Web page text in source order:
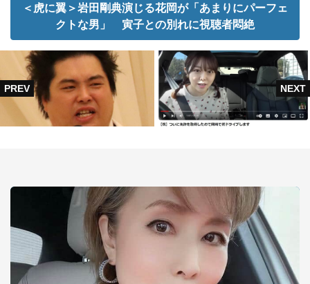
＜虎に翼＞岩田剛典演じる花岡が「あまりにパーフェ
クトな男」 寅子との別れに視聴者悶絶